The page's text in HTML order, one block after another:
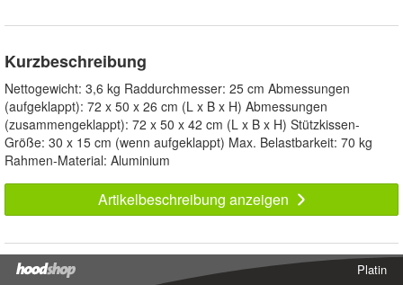
Kurzbeschreibung
Nettogewicht: 3,6 kg Raddurchmesser: 25 cm Abmessungen
(aufgeklappt): 72 x 50 x 26 cm (L x B x H) Abmessungen
(zusammengeklappt): 72 x 50 x 42 cm (L x B x H) Stützkissen-
Größe: 30 x 15 cm (wenn aufgeklappt) Max. Belastbarkeit: 70 kg
Rahmen-Material: Aluminium
Artikelbeschreibung anzeigen
Platin